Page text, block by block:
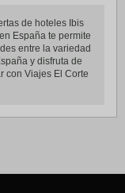
de hoteles Ibis
España te permite
entre la variedad
y disfruta de
con Viajes El Corte